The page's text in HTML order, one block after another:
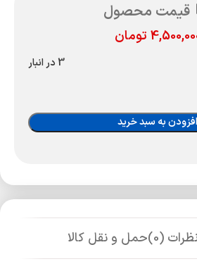
قیمت محصول
تومان
3 در انبار
افزودن به سبد خرید
(0) حمل و نقل کالا